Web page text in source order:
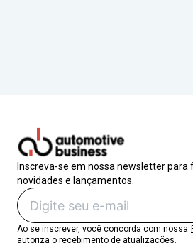
Inscreva-se em nossa newsletter para
novidades e lançamentos.
Ao se inscrever, você concorda com nossa
autoriza o recebimento de atualizações.